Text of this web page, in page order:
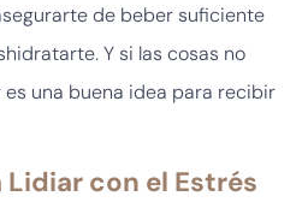
de beber suficiente
Y si las cosas no
una buena idea para recibir
con el Estrés